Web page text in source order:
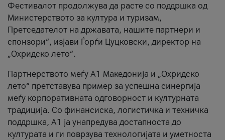
Фестивалот продолжува да расте со поддршка од
Министерството за култура и туризам,
Претседателот на државата, нашите партнери и
спонзори“, изјави Ѓорѓи Цуцковски, директор на
„Охридско лето“.
Партнерството меѓу A1 Македонија и „Охридско
лето“ претставува пример за успешна синергија
меѓу корпоративната одговорност и културната
традиција. Со финансиска, логистичка и техничка
поддршка, A1 ја унапредува достапноста до
културата и ги поврзува технологијата и уметноста